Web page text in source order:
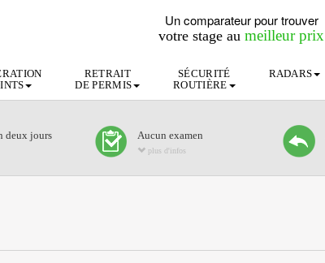
Un comparateur pour trouver
votre stage aumeilleur prix
RETRAIT
DE PERMIS
SÉCURITÉ
ROUTIÈRE
RADARS
deux jours Aucun examen
plus d'infos